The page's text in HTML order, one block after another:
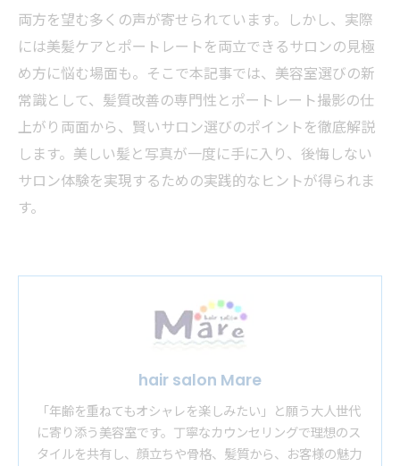
両方を望む多くの声が寄せられています。しかし、実際
には美髪ケアとポートレートを両立できるサロンの見極
め方に悩む場面も。そこで本記事では、美容室選びの新
常識として、髪質改善の専門性とポートレート撮影の仕
上がり両面から、賢いサロン選びのポイントを徹底解説
します。美しい髪と写真が一度に手に入り、後悔しない
サロン体験を実現するための実践的なヒントが得られま
す。
hair salon Mare
「年齢を重ねてもオシャレを楽しみたい」と願う大人世代
に寄り添う美容室です。丁寧なカウンセリングで理想のス
タイルを共有し、顔立ちや骨格、髪質から、お客様の魅力